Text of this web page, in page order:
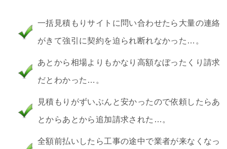
一括見積もりサイトに問い合わせたら大量の連絡
がきて強引に契約を迫られ断れなかった…。
あとから相場よりもかなり高額なぼったくり請求
だとわかった…。
見積もりがずいぶんと安かったので依頼したらあ
とからあとから追加請求された…。
全額前払いしたら工事の途中で業者が来なくなっ